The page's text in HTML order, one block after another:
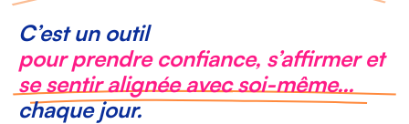
C’est un outil
pour prendre confiance, s’affirmer et
se sentir alignée avec soi-même…
chaque jour.